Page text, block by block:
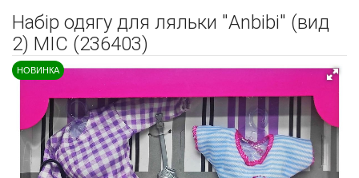
Набір одягу для ляльки "Anbibi" (вид
2) MIC (236403)
НОВИНКА